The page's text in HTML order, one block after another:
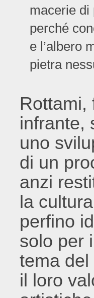
macerie di
perché
e l’albero
pietra
Rottami,
infrante,
uno
di un
anzi
la
perfino
solo per
tema
il loro